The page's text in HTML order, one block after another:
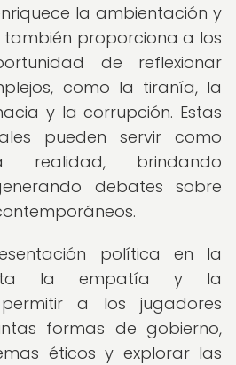
la ambientación y
proporciona a los
de reflexionar
como la tiranía, la
y la corrupción. Estas
pueden servir como
brindando
debates sobre
política en la
la empatía y la
a los jugadores
formas de gobierno,
éticos y explorar las